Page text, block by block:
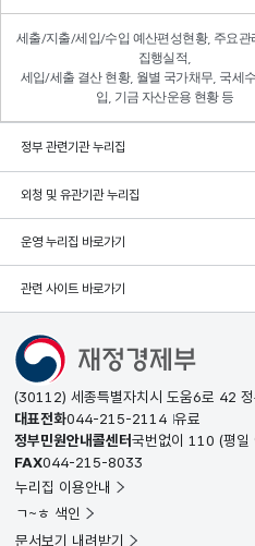
세출/지출/세입/수입 예산편성현황, 주요관
집행실적,
세입/세출 결산 현황, 월별 국가채무, 국세
입, 기금 자산운용 현황 등
정부 관련기관 누리집
외청 및 유관기관 누리집
운영 누리집 바로가기
관련 사이트 바로가기
(30112) 세종특별자치시 도움6로 42 정
대표전화044-215-2114 유료
정부민원안내콜센터국번없이 110 (평일
FAX044-215-8033
누리집 이용안내
ㄱ~ㅎ 색인
문서보기 내려받기